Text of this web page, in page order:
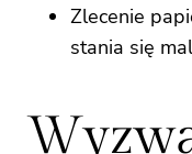
Zlecenie
stania się